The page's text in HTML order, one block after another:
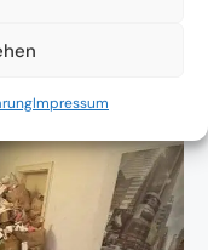
Impressum